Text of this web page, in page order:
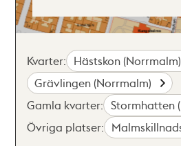
Kvarter: Hästskon (Norrmalm)
Grävlingen (Norrmalm)
Gamla kvarter: Stormhatten
Övriga platser: